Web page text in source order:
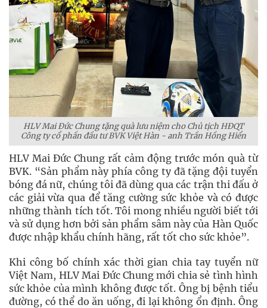
HLV Mai Đức Chung tặng quà lưu niệm cho Chủ tịch HĐQT
Công ty cổ phần đầu tư BVK Việt Hàn - anh Trần Hồng Hiển
HLV Mai Đức Chung rất cảm động trước món quà từ
BVK. “Sản phẩm này phía công ty đã tặng đội tuyển
bóng đá nữ, chúng tôi đã dùng qua các trận thi đấu ở
các giải vừa qua để tăng cường sức khỏe và có được
những thành tích tốt. Tôi mong nhiều người biết tới
và sử dụng hơn bởi sản phẩm sâm này của Hàn Quốc
được nhập khẩu chính hãng, rất tốt cho sức khỏe”.
Khi công bố chính xác thời gian chia tay tuyển nữ
Việt Nam, HLV Mai Đức Chung mới chia sẻ tình hình
sức khỏe của mình không được tốt. Ông bị bệnh tiểu
đường, có thể do ăn uống, đi lại không ổn định. Ông